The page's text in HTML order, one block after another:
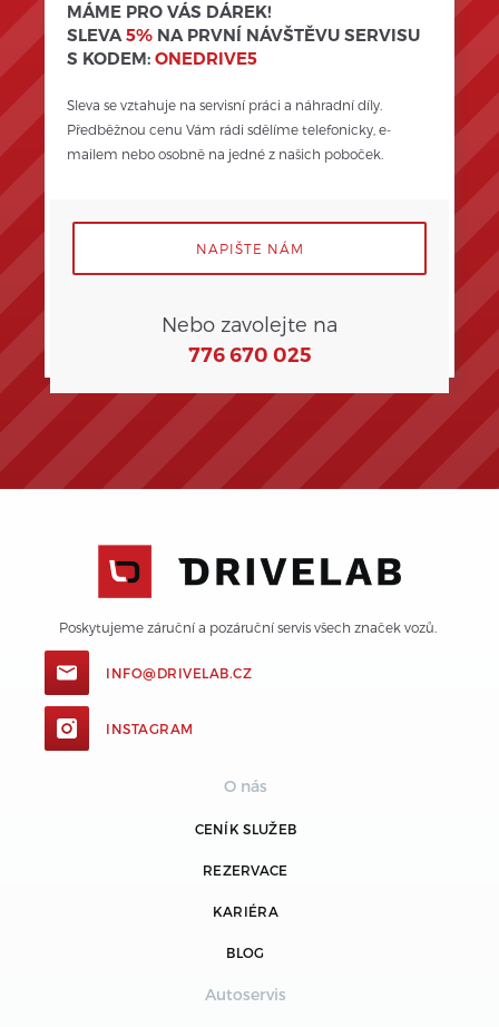
MÁME PRO VÁS DÁREK!
SLEVA5% NA PRVNÍ NÁVŠTĚVU SERVISU
S KODEM:ONEDRIVE5
Sleva se vztahuje na servisní práci a náhradní díly.
Předběžnou cenu Vám rádi sdělíme telefonicky, e-
mailem nebo osobně na jedné z našich poboček.
NAPIŠTE NÁM
Nebo zavolejte na
776 670 025
Poskytujeme záruční a pozáruční servis všech značek vozů.
INFO@DRIVELAB.CZ
INSTAGRAM
O nás
CENÍK SLUŽEB
REZERVACE
KARIÉRA
BLOG
Autoservis